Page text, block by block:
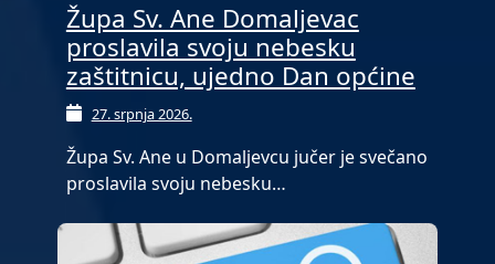
Župa Sv. Ane Domaljevac
proslavila svoju nebesku
zaštitnicu, ujedno Dan općine
27. srpnja 2026.
Župa Sv. Ane u Domaljevcu jučer je svečano
proslavila svoju nebesku…